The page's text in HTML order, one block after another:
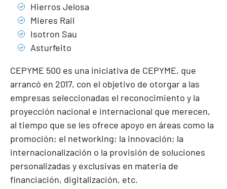
Hierros Jelosa
Mieres Rail
Isotron Sau
Asturfeito
CEPYME 500 es una iniciativa de CEPYME, que
arrancó en 2017, con el objetivo de otorgar a las
empresas seleccionadas el reconocimiento y la
proyección nacional e internacional que merecen,
al tiempo que se les ofrece apoyo en áreas como la
promoción; el networking; la innovación; la
internacionalización o la provisión de soluciones
personalizadas y exclusivas en materia de
financiación, digitalización, etc.